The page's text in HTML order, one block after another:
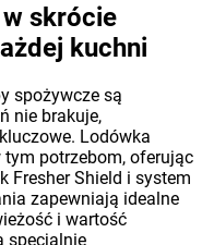
skrócie
kuchni
spożywcze są
nie brakuje,
Lodówka
potrzebom, oferując
Fresher Shield i system
zapewniają idealne
i wartość
specjalnie